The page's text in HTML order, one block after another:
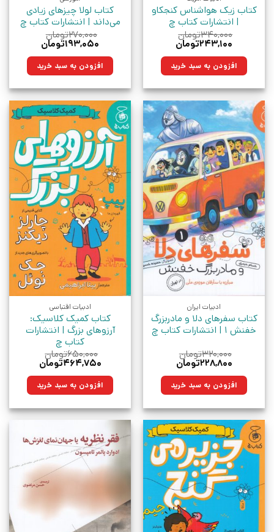
کتاب زیک هواشناس کنجکاو
| انتشارات کتاب چ
۳۴۰,۰۰۰تومان
قیمت
۳۴۰,۰۰۰تومان
بود.
۲۴۳,۱۰۰تومان
۲۴۳,۱۰۰تومان.افزودن به سبد خرید
کتاب لولا چیزهای زیادی
می‌داند | انتشارات کتاب چ
۲۷۰,۰۰۰تومان
قیمت
۲۷۰,۰۰۰تومان
بود.
۱۹۳,۰۵۰تومان
۱۹۳,۰۵۰تومان.افزودن به سبد خرید
ادبیات ایران
کتاب سفرهای دلا و مادربزرگ
خفنش 1 | انتشارات کتاب چ
۳۲۰,۰۰۰تومان
قیمت
۳۲۰,۰۰۰تومان
بود.
۲۲۸,۸۰۰تومان
۲۲۸,۸۰۰تومان.افزودن به سبد خرید
ادبیات اقتباسی
کتاب کمیک کلاسیک:
آرزوهای بزرگ | انتشارات
کتاب چ
۶۵۰,۰۰۰تومان
قیمت
۶۵۰,۰۰۰تومان
بود.
۴۶۴,۷۵۰تومان
۴۶۴,۷۵۰تومان.افزودن به سبد خرید